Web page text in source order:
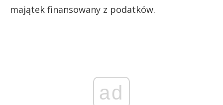
majątek finansowany z podatków.
ad